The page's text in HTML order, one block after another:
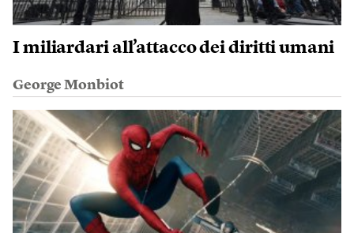
I miliardari all’attacco dei diritti umani
George Monbiot